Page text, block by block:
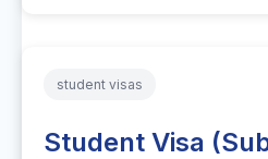
student visas
Student Visa